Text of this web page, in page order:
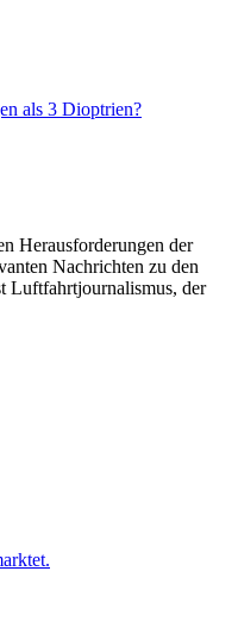
als 3 Dioptrien?
Herausforderungen der
Nachrichten zu den
Luftfahrtjournalismus, der